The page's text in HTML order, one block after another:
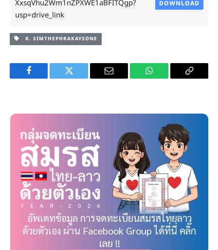
XxsqVhu2Wm1nZPXWE1aBFITQgp?
usp=drive_link
DOWNLOAD
K. SIMTHEPHRAKAYSONE
Facebook Twitter Email WhatsApp Copy
อัพเดทข้อมูล การจดทะเบียนสมรสไทยลาว
ด้วยตัวเอง ผ่าน Facebook Group ได้ที่นี่ คลิ๊ก
เลย !!